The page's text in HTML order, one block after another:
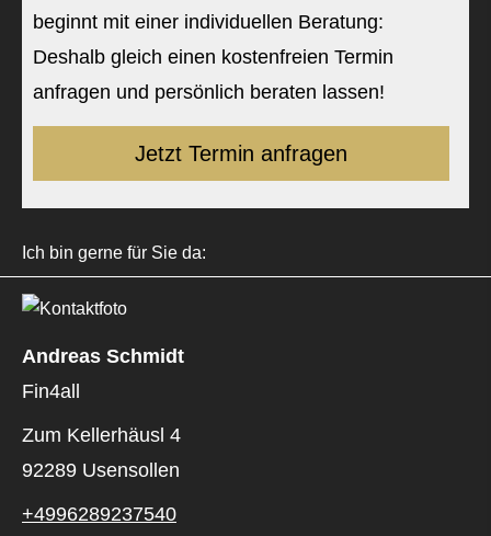
beginnt mit einer individuellen Beratung:
Deshalb gleich einen kostenfreien Termin
anfragen und persönlich beraten lassen!
Jetzt Termin anfragen
Ich bin gerne für Sie da:
Andreas Schmidt
Fin4all
Zum Kellerhäusl 4
92289 Usensollen
+4996289237540